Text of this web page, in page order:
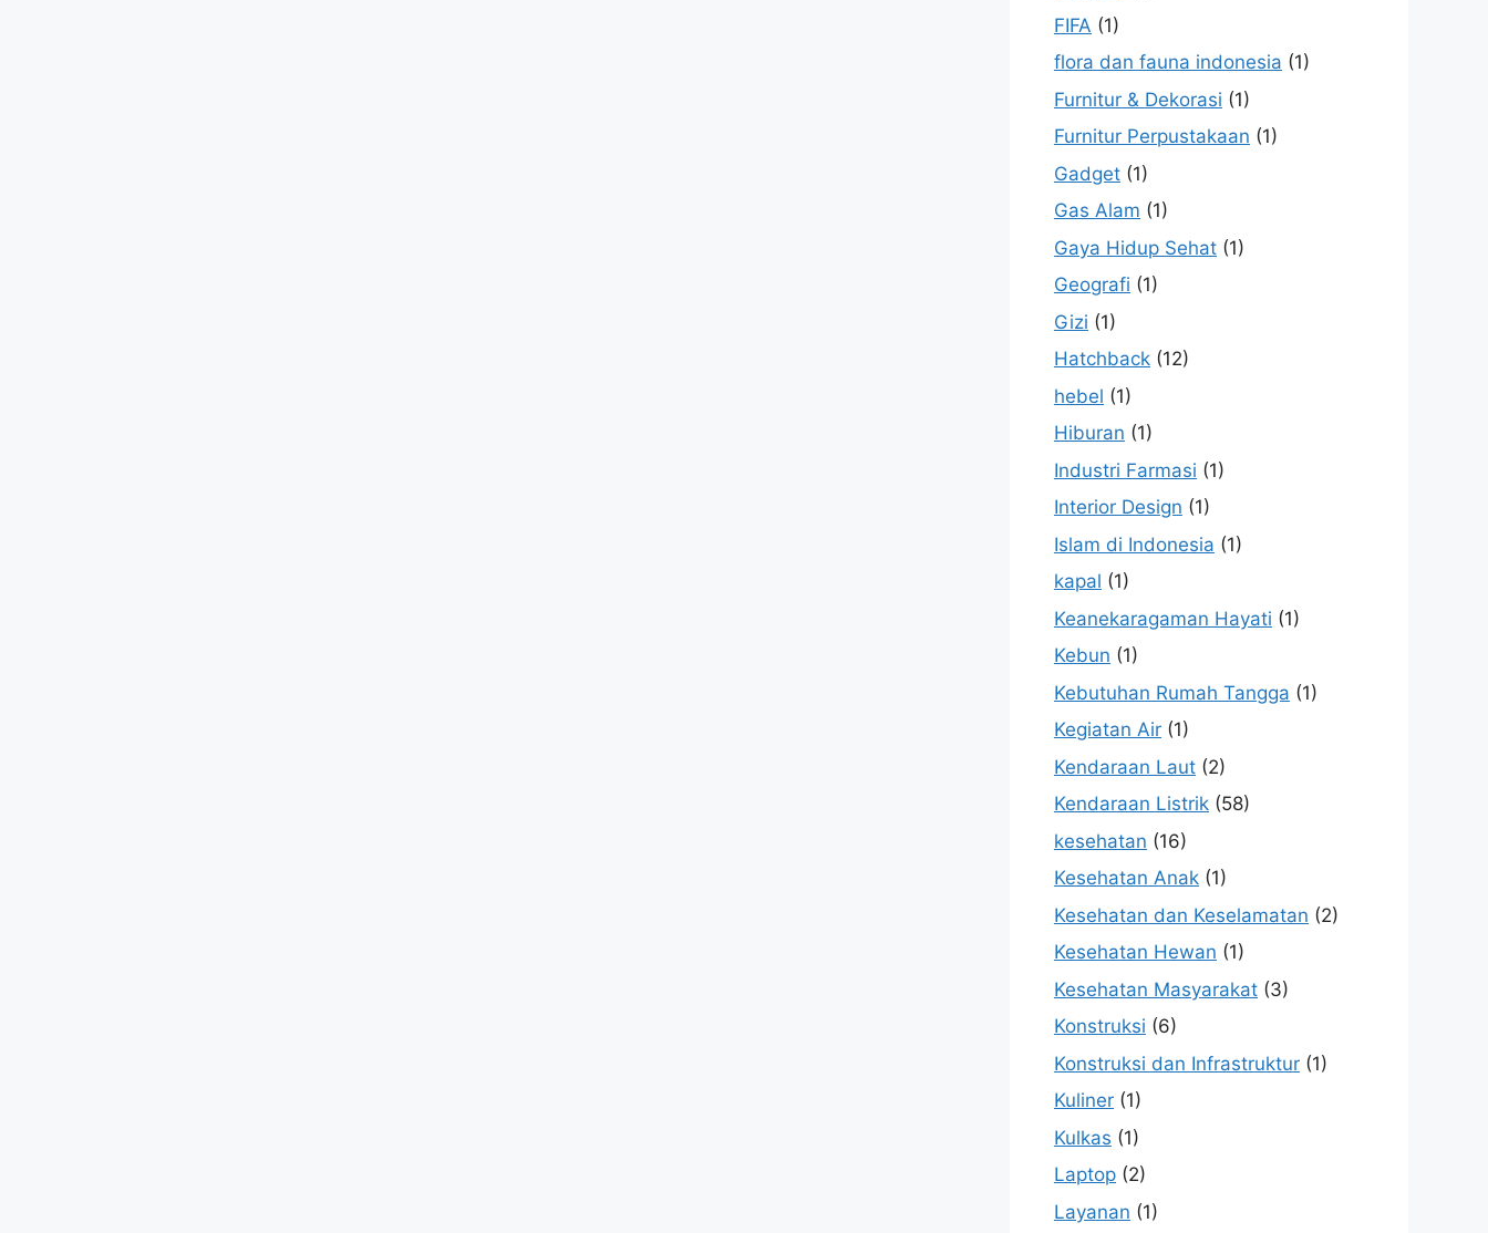
FIFA (1)
flora dan fauna indonesia (1)
Furnitur & Dekorasi (1)
Furnitur Perpustakaan (1)
Gadget (1)
Gas Alam (1)
Gaya Hidup Sehat (1)
Geografi (1)
Gizi (1)
Hatchback (12)
hebel (1)
Hiburan (1)
Industri Farmasi (1)
Interior Design (1)
Islam di Indonesia (1)
kapal (1)
Keanekaragaman Hayati (1)
Kebun (1)
Kebutuhan Rumah Tangga (1)
Kegiatan Air (1)
Kendaraan Laut (2)
Kendaraan Listrik (58)
kesehatan (16)
Kesehatan Anak (1)
Kesehatan dan Keselamatan (2)
Kesehatan Hewan (1)
Kesehatan Masyarakat (3)
Konstruksi (6)
Konstruksi dan Infrastruktur (1)
Kuliner (1)
Kulkas (1)
Laptop (2)
Layanan (1)